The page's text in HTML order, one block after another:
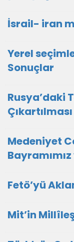
İsrail- iran
Yerel
Sonuçlar
Rusya’daki
Medeniyet
Fetö’yü
Mit’in